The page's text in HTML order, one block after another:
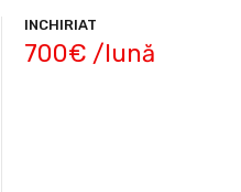
INCHIRIAT
700€ /lună